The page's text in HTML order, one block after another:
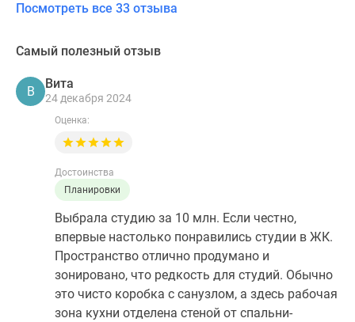
Посмотреть все 33 отзыва
Самый полезный отзыв
В
Вита
24 декабря 2024
Оценка:
Достоинства
Планировки
Выбрала студию за 10 млн. Если честно,
впервые настолько понравились студии в ЖК.
Пространство отлично продумано и
зонировано, что редкость для студий. Обычно
это чисто коробка с санузлом, а здесь рабочая
зона кухни отделена стеной от спальни-